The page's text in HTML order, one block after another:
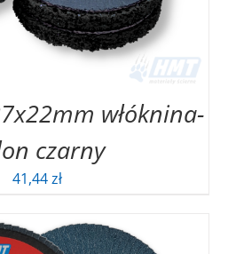
włóknina-
czarny
41,44zł